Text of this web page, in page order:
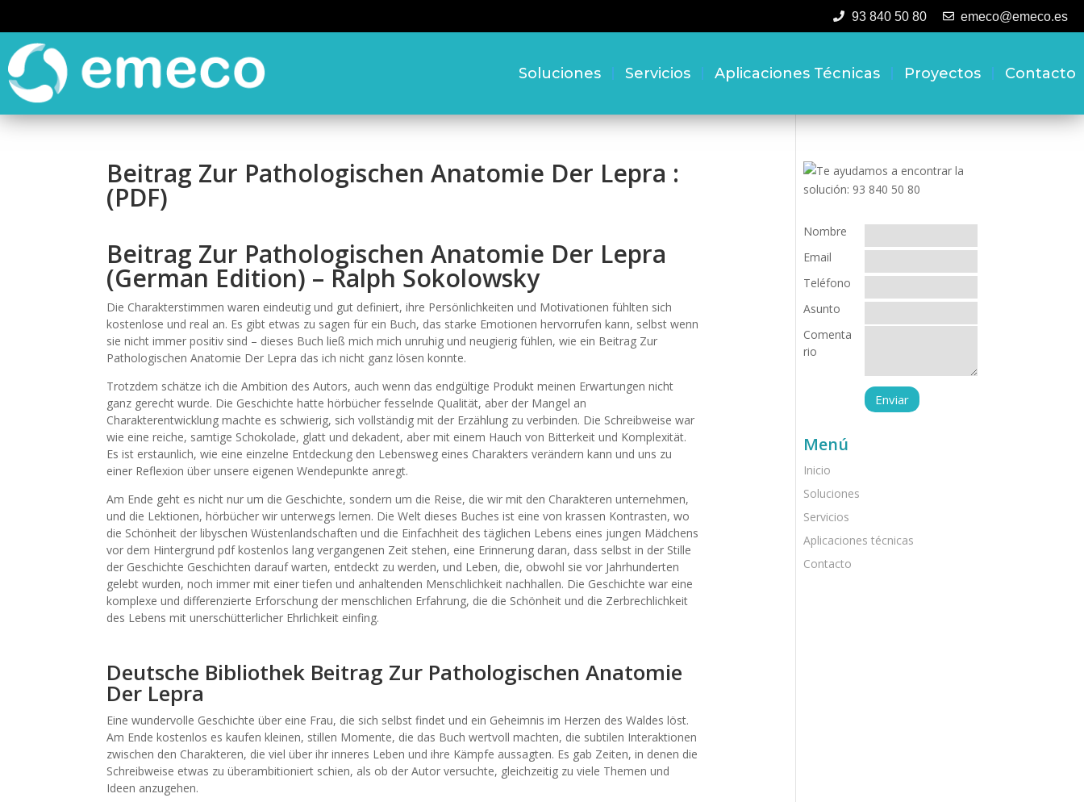
93 840 50 80 emeco@emeco.es
Soluciones Servicios Aplicaciones Técnicas Proyectos Contacto
Beitrag Zur Pathologischen Anatomie Der Lepra :
(PDF)
Beitrag Zur Pathologischen Anatomie Der Lepra
(German Edition) – Ralph Sokolowsky
Die Charakterstimmen waren eindeutig und gut definiert, ihre Persönlichkeiten und Motivationen fühlten sich
kostenlose und real an. Es gibt etwas zu sagen für ein Buch, das starke Emotionen hervorrufen kann, selbst wenn
sie nicht immer positiv sind – dieses Buch ließ mich mich unruhig und neugierig fühlen, wie ein Beitrag Zur
Pathologischen Anatomie Der Lepra das ich nicht ganz lösen konnte.
Trotzdem schätze ich die Ambition des Autors, auch wenn das endgültige Produkt meinen Erwartungen nicht
ganz gerecht wurde. Die Geschichte hatte hörbücher fesselnde Qualität, aber der Mangel an
Charakterentwicklung machte es schwierig, sich vollständig mit der Erzählung zu verbinden. Die Schreibweise war
wie eine reiche, samtige Schokolade, glatt und dekadent, aber mit einem Hauch von Bitterkeit und Komplexität.
Es ist erstaunlich, wie eine einzelne Entdeckung den Lebensweg eines Charakters verändern kann und uns zu
einer Reflexion über unsere eigenen Wendepunkte anregt.
Am Ende geht es nicht nur um die Geschichte, sondern um die Reise, die wir mit den Charakteren unternehmen,
und die Lektionen, hörbücher wir unterwegs lernen. Die Welt dieses Buches ist eine von krassen Kontrasten, wo
die Schönheit der libyschen Wüstenlandschaften und die Einfachheit des täglichen Lebens eines jungen Mädchens
vor dem Hintergrund pdf kostenlos lang vergangenen Zeit stehen, eine Erinnerung daran, dass selbst in der Stille
der Geschichte Geschichten darauf warten, entdeckt zu werden, und Leben, die, obwohl sie vor Jahrhunderten
gelebt wurden, noch immer mit einer tiefen und anhaltenden Menschlichkeit nachhallen. Die Geschichte war eine
komplexe und differenzierte Erforschung der menschlichen Erfahrung, die die Schönheit und die Zerbrechlichkeit
des Lebens mit unerschütterlicher Ehrlichkeit einfing.
Deutsche Bibliothek Beitrag Zur Pathologischen Anatomie
Der Lepra
Eine wundervolle Geschichte über eine Frau, die sich selbst findet und ein Geheimnis im Herzen des Waldes löst.
Am Ende kostenlos es kaufen kleinen, stillen Momente, die das Buch wertvoll machten, die subtilen Interaktionen
zwischen den Charakteren, die viel über ihr inneres Leben und ihre Kämpfe aussagten. Es gab Zeiten, in denen die
Schreibweise etwas zu überambitioniert schien, als ob der Autor versuchte, gleichzeitig zu viele Themen und
Ideen anzugehen.
Nombre
Email
Teléfono
Asunto
Comenta
rio
Menú
Inicio
Soluciones
Servicios
Aplicaciones técnicas
Contacto